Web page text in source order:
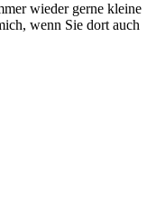
wieder gerne kleine
wenn Sie dort auch